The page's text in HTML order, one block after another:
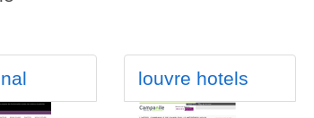
louvre hotels